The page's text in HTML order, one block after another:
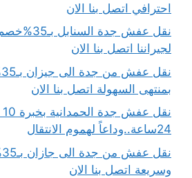
احترافي اتصل بنا الان
نقل عفش جدة
لجيراننا اتصل بنا الان
بمنتهى السهولة اتصل بنا الان
24ساعة..وداعاً لهموم الانتقال
وسريعة اتصل بنا الان